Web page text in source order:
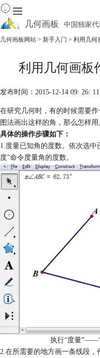
几何画板 中国独家代
资源中心
软件商城
几何画板网站 > 新手入门 > 利用几何
利用几何画板
发布时间：2015-12-14 09: 26: 11
在研究几何时，有的时候需要
图法画出这样的角，那么怎样用
具体的操作步骤如下：
1.度量已知角的度数。依次选
度”命令度量角的度数。
执行“度量
2.在所需要的地方画一条线段